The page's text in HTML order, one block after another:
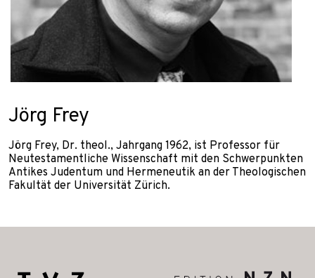
Jörg Frey
Jörg Frey, Dr. theol., Jahrgang 1962, ist Professor für
Neutestamentliche Wissenschaft mit den Schwerpunkten
Antikes Judentum und Hermeneutik an der Theologischen
Fakultät der Universität Zürich.